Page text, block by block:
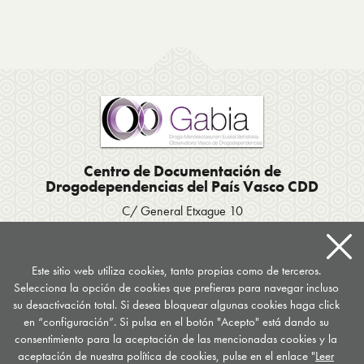
Centro de Documentación de
Drogodependencias del País Vasco CDD
C/ General Etxague 10
Apartado postal 667
documentacion@drogomedia.com
Síguenos en...
Este sitio web utiliza cookies, tanto propias como de terceros.
Selecciona la opción de cookies que prefieras para navegar incluso
su desactivación total. Si desea bloquear algunas cookies haga click
en “configuración”. Si pulsa en el botón "Acepto" está dando su
consentimiento para la aceptación de las mencionadas cookies y la
aceptación de nuestra política de cookies, pulse en el enlace "Leer